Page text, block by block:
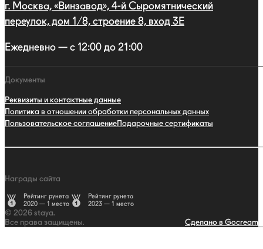
г. Москва, «Винзавод», 4-й Сыромятнический
переулок, дом 1/8, строение 8, вход 3E
Ежедневно — с 12:00 до 21:00
Документы
Реквизиты и контактные данные
Политика в отношении обработки персональных данных
Пользовательское соглашениеПодарочные сертификаты
Награды сайта
Рейтинг рунета
2020 — 1 место
Рейтинг рунета
2023 — 1 место
© 2026 staya.
Все права защищены.
Сделано в Gocream